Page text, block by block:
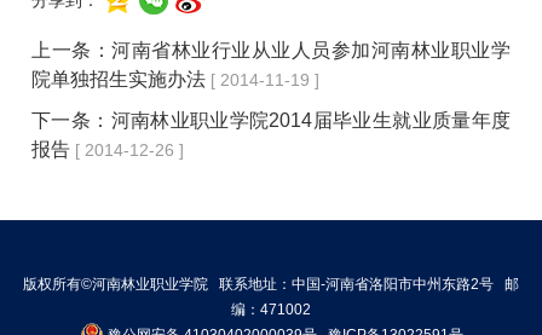
上一条：河南省林业行业从业人员参加河南林业职业学
院单独招生实施办法 [ 2014-11-19 ]
下一条： 河南林业职业学院2014届毕业生就业质量年度
报告 [ 2014-12-26 ]
版权所有©河南林业职业学院 联系地址：中国-河南省洛阳市中州东路2号 邮
编：471002